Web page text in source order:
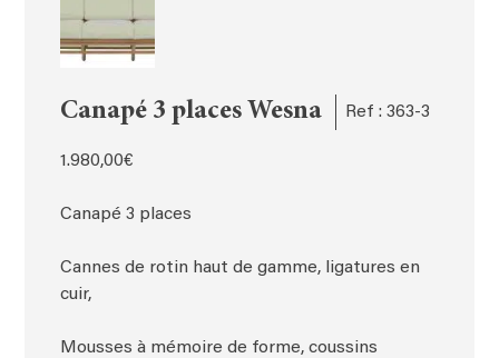
Canapé 3 places Wesna Ref : 363-3
1.980,00€
Canapé 3 places
Cannes de rotin haut de gamme, ligatures en
cuir,
Mousses à mémoire de forme, coussins